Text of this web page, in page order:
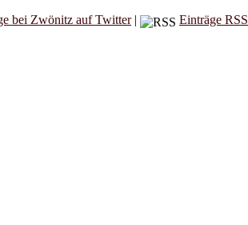
bei Zwönitz auf Twitter| Einträge RSS